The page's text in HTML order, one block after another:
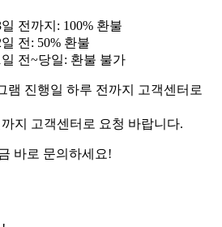
전까지: 100% 환불
전: 50% 환불
전~당일: 환불 불가
램 진행일 하루 전까지 고객센터로
지 고객센터로 요청 바랍니다.
바로 문의하세요!